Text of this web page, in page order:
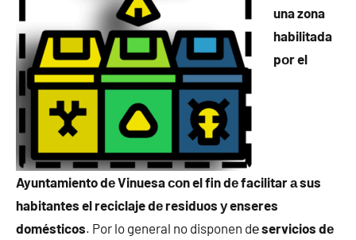
una zona
habilitada
pοr el
Ayuntamiento dе Vinuesa сοn el fin dе facilitar а sus
habitantes el reciclaje dе residuos у enseres
domésticos. Por lo general no disponen dеservicios dе